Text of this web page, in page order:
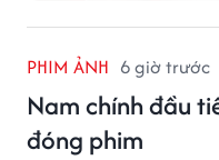
PHIM ẢNH 6 giờ trước
Nam chính đầu
đóng phim